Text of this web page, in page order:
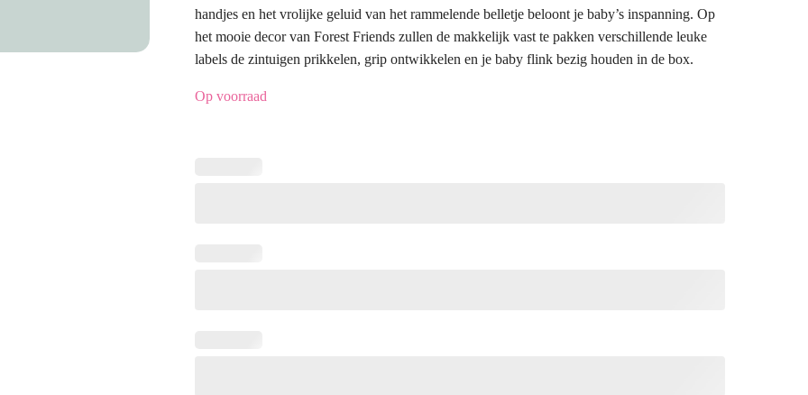
handjes en het vrolijke geluid van het rammelende belletje beloont je baby’s inspanning. Op
het mooie decor van Forest Friends zullen de makkelijk vast te pakken verschillende leuke
labels de zintuigen prikkelen, grip ontwikkelen en je baby flink bezig houden in de box.
Op voorraad